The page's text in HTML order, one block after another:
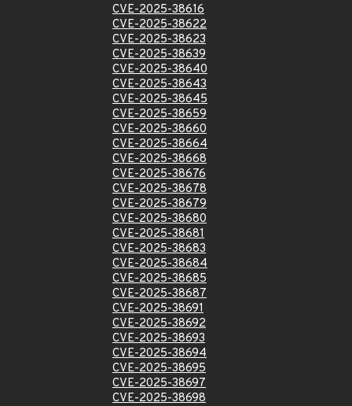
CVE-2025-38616
CVE-2025-38622
CVE-2025-38623
CVE-2025-38639
CVE-2025-38640
CVE-2025-38643
CVE-2025-38645
CVE-2025-38659
CVE-2025-38660
CVE-2025-38664
CVE-2025-38668
CVE-2025-38676
CVE-2025-38678
CVE-2025-38679
CVE-2025-38680
CVE-2025-38681
CVE-2025-38683
CVE-2025-38684
CVE-2025-38685
CVE-2025-38687
CVE-2025-38691
CVE-2025-38692
CVE-2025-38693
CVE-2025-38694
CVE-2025-38695
CVE-2025-38697
CVE-2025-38698